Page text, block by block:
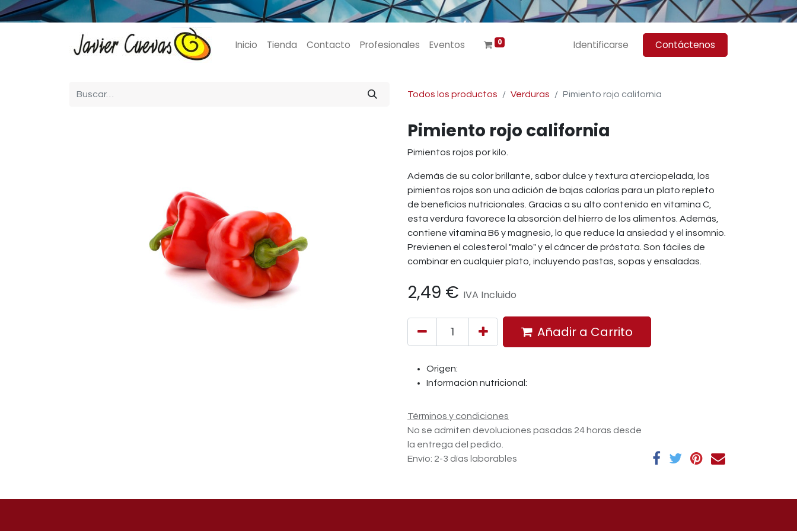
Inicio Tienda Contacto Profesionales Eventos 0 Identificarse Contáctenos
Todos los productos Verduras Pimiento rojo california
Pimiento rojo california
Pimientos rojos por kilo.
Además de su color brillante, sabor dulce y textura aterciopelada, los
pimientos rojos son una adición de bajas calorías para un plato repleto
de beneficios nutricionales. Gracias a su alto contenido en vitamina C,
esta verdura favorece la absorción del hierro de los alimentos. Además,
contiene vitamina B6 y magnesio, lo que reduce la ansiedad y el insomnio.
Previenen el colesterol "malo" y el cáncer de próstata. Son fáciles de
combinar en cualquier plato, incluyendo pastas, sopas y ensaladas.
2,49 € IVA Incluido
Añadir a Carrito
Origen:
Información nutricional:
Términos y condiciones
No se admiten devoluciones pasadas 24 horas desde
la entrega del pedido.
Envío: 2-3 días laborables